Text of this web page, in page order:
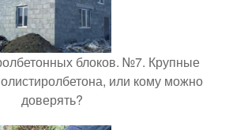
блоков. №7. Крупные
или кому можно
доверять?